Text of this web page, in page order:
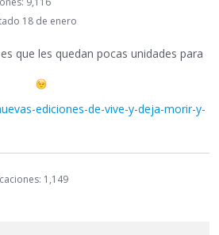
18 de enero
que les quedan pocas unidades para
ediciones-de-vive-y-deja-morir-y-
1,149